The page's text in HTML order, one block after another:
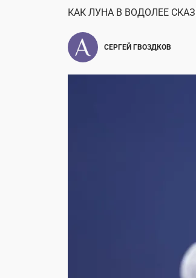
КАК ЛУНА В ВОДОЛЕЕ
СЕРГЕЙ ГВОЗДКОВ